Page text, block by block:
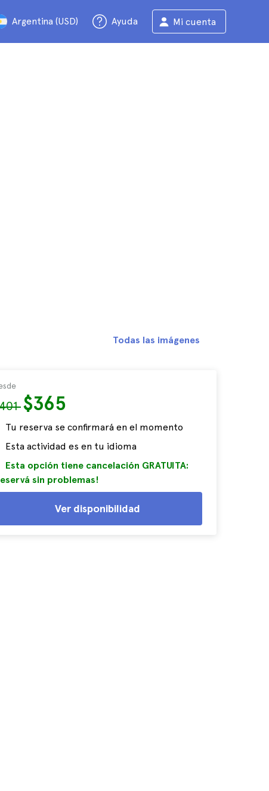
Argentina (USD) Ayuda Mi cuenta
$365
Tu reserva se confirmará en el momento
Esta actividad es en tu idioma
Esta opción tiene cancelación GRATUITA:
sin problemas!
Ver disponibilidad
Todas las imágenes